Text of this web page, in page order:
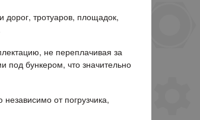
дорог, тротуаров, площадок,
не переплачивая за
бункером, что значительно
от погрузчика,